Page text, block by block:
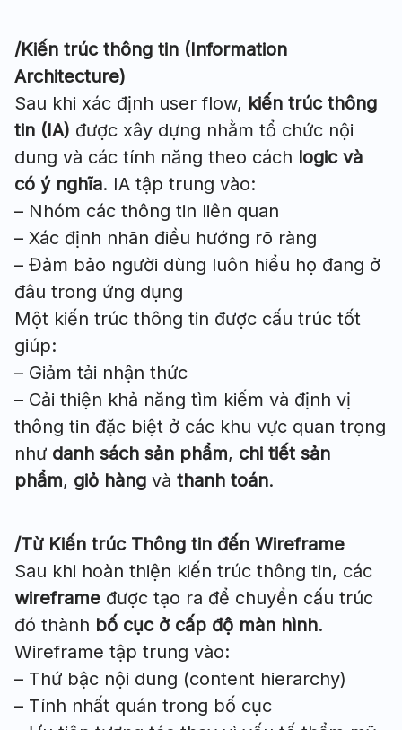
/Kiến trúc thông tin (Information
Architecture)
Sau khi xác định user flow, kiến trúc thông
tin (IA) được xây dựng nhằm tổ chức nội
dung và các tính năng theo cách logic và
có ý nghĩa. IA tập trung vào:
– Nhóm các thông tin liên quan
– Xác định nhãn điều hướng rõ ràng
– Đảm bảo người dùng luôn hiểu họ đang ở
đâu trong ứng dụng
Một kiến trúc thông tin được cấu trúc tốt
giúp:
– Giảm tải nhận thức
– Cải thiện khả năng tìm kiếm và định vị
thông tin đặc biệt ở các khu vực quan trọng
như danh sách sản phẩm, chi tiết sản
phẩm, giỏ hàng và thanh toán.
/Từ Kiến trúc Thông tin đến Wireframe
Sau khi hoàn thiện kiến trúc thông tin, các
wireframe được tạo ra để chuyển cấu trúc
đó thành bố cục ở cấp độ màn hình.
Wireframe tập trung vào:
– Thứ bậc nội dung (content hierarchy)
– Tính nhất quán trong bố cục